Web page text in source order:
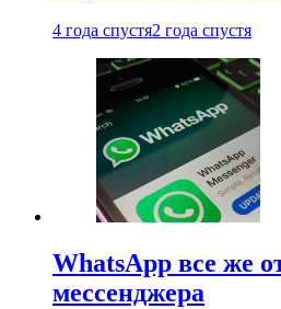
4 года спустя2 года спустя
WhatsApp все же
мессенджера